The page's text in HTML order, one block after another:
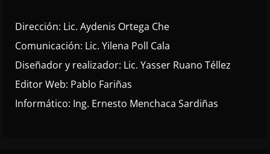
Dirección: Lic. Aydenis Ortega Che
Comunicación: Lic. Yilena Poll Cala
Diseñador y realizador: Lic. Yasser Ruano Téllez
Editor Web: Pablo Fariñas
Informático: Ing. Ernesto Menchaca Sardiñas